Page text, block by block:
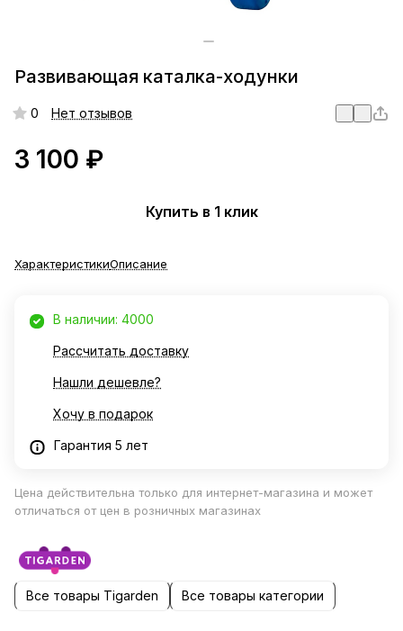
Развивающая каталка-ходунки
0 Нет отзывов
3 100 ₽
Купить в 1 клик
ХарактеристикиОписание
В наличии: 4000
Рассчитать доставку
Нашли дешевле?
Хочу в подарок
Гарантия 5 лет
Цена действительна только для интернет-магазина и может
отличаться от цен в розничных магазинах
Все товары Tigarden Все товары категории